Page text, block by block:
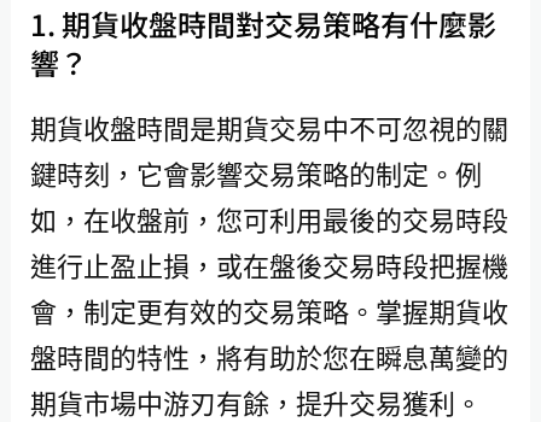
1. 期貨收盤時間對交易策略有什麼影
響？
期貨收盤時間是期貨交易中不可忽視的關
鍵時刻，它會影響交易策略的制定。例
如，在收盤前，您可利用最後的交易時段
進行止盈止損，或在盤後交易時段把握機
會，制定更有效的交易策略。掌握期貨收
盤時間的特性，將有助於您在瞬息萬變的
期貨市場中游刃有餘，提升交易獲利。